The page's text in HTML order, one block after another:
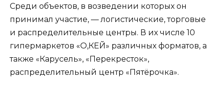
Среди объектов, в возведении которых он
принимал участие, — логистические, торговые
и распределительные центры. В их числе 10
гипермаркетов «О,КЕЙ» различных форматов, а
также «Карусель», «Перекресток»,
распределительный центр «Пятёрочка».